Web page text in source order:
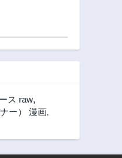
ス raw,
ー） 漫画,